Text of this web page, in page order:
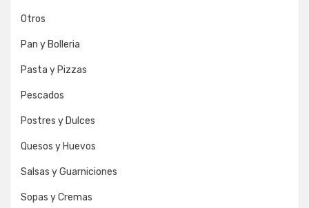
Otros
Pan y Bolleria
Pasta y Pizzas
Pescados
Postres y Dulces
Quesos y Huevos
Salsas y Guarniciones
Sopas y Cremas